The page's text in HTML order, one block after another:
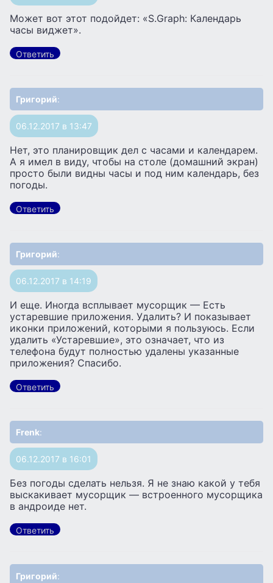
Может вот этот подойдет: «S.Graph: Календарь
часы виджет».
Ответить
Григорий:
06.12.2017 в 13:47
Нет, это планировщик дел с часами и календарем.
А я имел в виду, чтобы на столе (домашний экран)
просто были видны часы и под ним календарь, без
погоды.
Ответить
Григорий:
06.12.2017 в 14:19
И еще. Иногда всплывает мусорщик — Есть
устаревшие приложения. Удалить? И показывает
иконки приложений, которыми я пользуюсь. Если
удалить «Устаревшие», это означает, что из
телефона будут полностью удалены указанные
приложения? Спасибо.
Ответить
Frenk:
06.12.2017 в 16:01
Без погоды сделать нельзя. Я не знаю какой у тебя
выскакивает мусорщик — встроенного мусорщика
в андроиде нет.
Ответить
Григорий: